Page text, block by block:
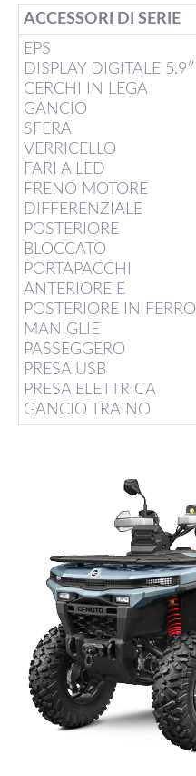
ACCESSORI DI SERIE
EPS
DISPLAY DIGITALE 5.9″
CERCHI IN LEGA
GANCIO
SFERA
VERRICELLO
FARI A LED
FRENO MOTORE
DIFFERENZIALE
POSTERIORE
BLOCCATO
PORTAPACCHI
ANTERIORE E
POSTERIORE IN FERRO
MANIGLIE
PASSEGGERO
PRESA USB
PRESA ELETTRICA
GANCIO TRAINO